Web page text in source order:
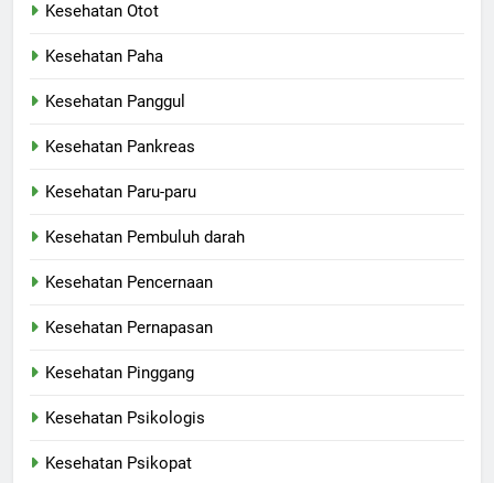
Kesehatan Otot
Kesehatan Paha
Kesehatan Panggul
Kesehatan Pankreas
Kesehatan Paru-paru
Kesehatan Pembuluh darah
Kesehatan Pencernaan
Kesehatan Pernapasan
Kesehatan Pinggang
Kesehatan Psikologis
Kesehatan Psikopat